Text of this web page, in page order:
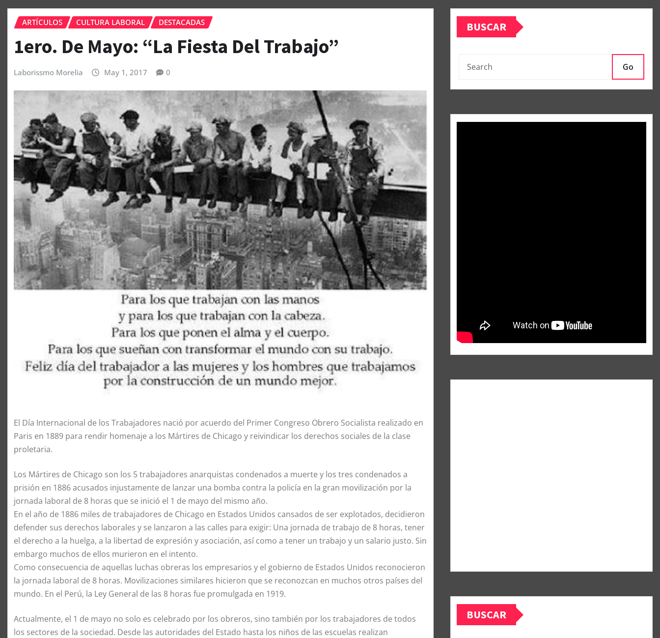
ARTÍCULOS CULTURA LABORAL DESTACADAS
1ero. De Mayo: “La Fiesta Del Trabajo”
Laborissmo Morelia May 1, 2017 0
El Día Internacional de los Trabajadores nació por acuerdo del Primer Congreso Obrero Socialista realizado en
Paris en 1889 para rendir homenaje a los Mártires de Chicago y reivindicar los derechos sociales de la clase
proletaria.
Los Mártires de Chicago son los 5 trabajadores anarquistas condenados a muerte y los tres condenados a
prisión en 1886 acusados injustamente de lanzar una bomba contra la policía en la gran movilización por la
jornada laboral de 8 horas que se inició el 1 de mayo del mismo año.
En el año de 1886 miles de trabajadores de Chicago en Estados Unidos cansados de ser explotados, decidieron
defender sus derechos laborales y se lanzaron a las calles para exigir: Una jornada de trabajo de 8 horas, tener
el derecho a la huelga, a la libertad de expresión y asociación, así como a tener un trabajo y un salario justo. Sin
embargo muchos de ellos murieron en el intento.
Como consecuencia de aquellas luchas obreras los empresarios y el gobierno de Estados Unidos reconocieron
la jornada laboral de 8 horas. Movilizaciones similares hicieron que se reconozcan en muchos otros países del
mundo. En el Perú, la Ley General de las 8 horas fue promulgada en 1919.
Actualmente, el 1 de mayo no solo es celebrado por los obreros, sino también por los trabajadores de todos
los sectores de la sociedad. Desde las autoridades del Estado hasta los niños de las escuelas realizan
BUSCAR
Go
BUSCAR